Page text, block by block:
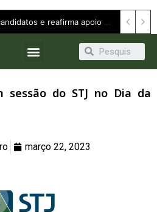
sessão do STJ no Dia da
março 22, 2023